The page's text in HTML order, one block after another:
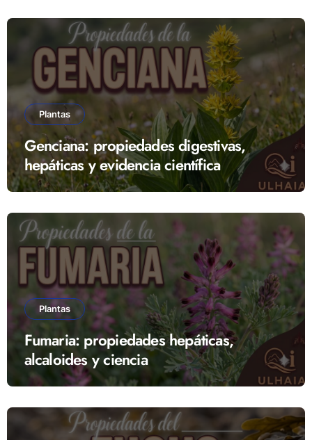
Plantas
Genciana: propiedades digestivas,
hepáticas y evidencia científica
Plantas
Fumaria: propiedades hepáticas,
alcaloides y ciencia